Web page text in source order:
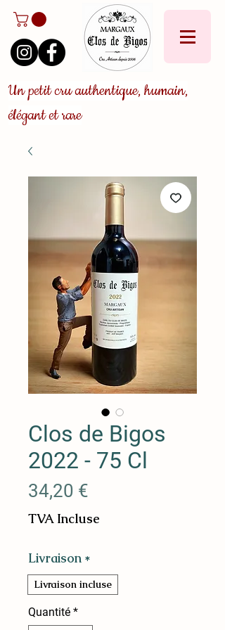
Un petit cru authentique, humain,
élégant et rare
Clos de Bigos
2022 - 75 Cl
34,20 €
TVA Incluse
Livraison *
Livraison incluse
Quantité *